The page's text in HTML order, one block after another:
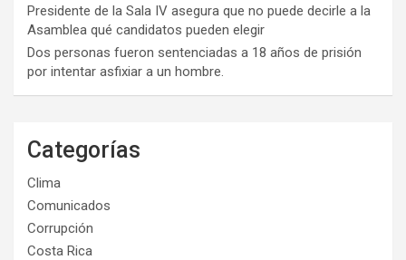
Presidente de la Sala IV asegura que no puede decirle a la
Asamblea qué candidatos pueden elegir
Dos personas fueron sentenciadas a 18 años de prisión
por intentar asfixiar a un hombre.
Categorías
Clima
Comunicados
Corrupción
Costa Rica